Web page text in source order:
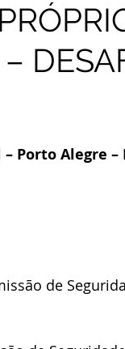
Porto Alegre –
de